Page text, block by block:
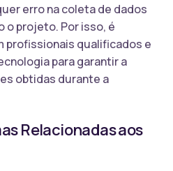
erro na coleta de dados
projeto. Por isso, é
profissionais qualificados e
para garantir a
obtidas durante a
Relacionadas aos